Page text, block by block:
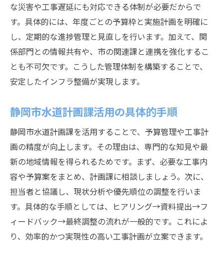
な災害や工事遅延にも対応できる体制が必要だからで
す。具体的には、年度ごとの予算枠と実施計画を明確に
し、定期的な進捗管理と見直しを行います。加えて、関
係部門との情報共有や、市の関連課と連携を強化するこ
とも不可欠です。こうした管理体制を構築することで、
安定したインフラ整備が実現します。
静岡市水道計画課活用の具体的手順
静岡市水道計画課を活用することで、予算管理や工事計
画の精度が向上します。その理由は、専門的な知見や最
新の地域情報を得られるためです。まず、必要な工事内
容や予算案をまとめ、計画課に相談しましょう。次に、
担当者と協議し、現状分析や優先順位の調整を行いま
す。具体的な手順としては、ヒアリング→資料提出→フ
ィードバック→最終調整の流れが一般的です。これによ
り、効率的かつ実現性の高い工事計画が立案できます。